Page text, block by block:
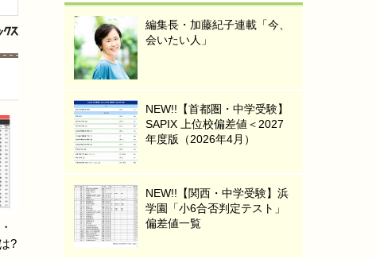
?
編集長・加藤紀子連載「今、
会いたい人」
NEW!!【首都圏・中学受験】
SAPIX 上位校偏差値＜2027
年度版（2026年4月）
NEW!!【関西・中学受験】浜
学園「小6合否判定テスト」
偏差値一覧